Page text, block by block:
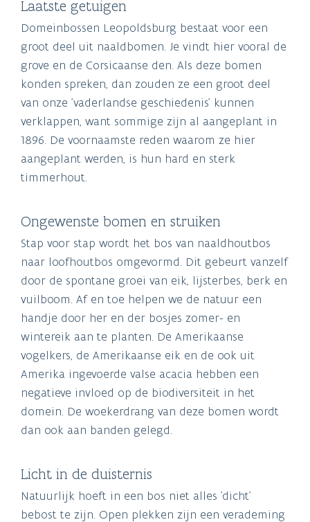
Laatste getuigen
Domeinbossen Leopoldsburg bestaat voor een
groot deel uit naaldbomen. Je vindt hier vooral de
grove en de Corsicaanse den. Als deze bomen
konden spreken, dan zouden ze een groot deel
van onze 'vaderlandse geschiedenis' kunnen
verklappen, want sommige zijn al aangeplant in
1896. De voornaamste reden waarom ze hier
aangeplant werden, is hun hard en sterk
timmerhout.
Ongewenste bomen en struiken
Stap voor stap wordt het bos van naaldhoutbos
naar loofhoutbos omgevormd. Dit gebeurt vanzelf
door de spontane groei van eik, lijsterbes, berk en
vuilboom. Af en toe helpen we de natuur een
handje door her en der bosjes zomer- en
wintereik aan te planten. De Amerikaanse
vogelkers, de Amerikaanse eik en de ook uit
Amerika ingevoerde valse acacia hebben een
negatieve invloed op de biodiversiteit in het
domein. De woekerdrang van deze bomen wordt
dan ook aan banden gelegd.
Licht in de duisternis
Natuurlijk hoeft in een bos niet alles 'dicht'
bebost te zijn. Open plekken zijn een verademing